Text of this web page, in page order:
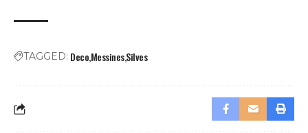
TAGGED: DecoMessinesSilves